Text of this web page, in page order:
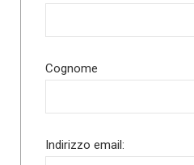
Cognome
Indirizzo email: